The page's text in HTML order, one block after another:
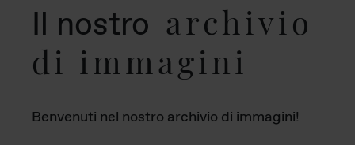
Il nostro archivio
di immagini
Benvenuti nel nostro archivio di immagini!